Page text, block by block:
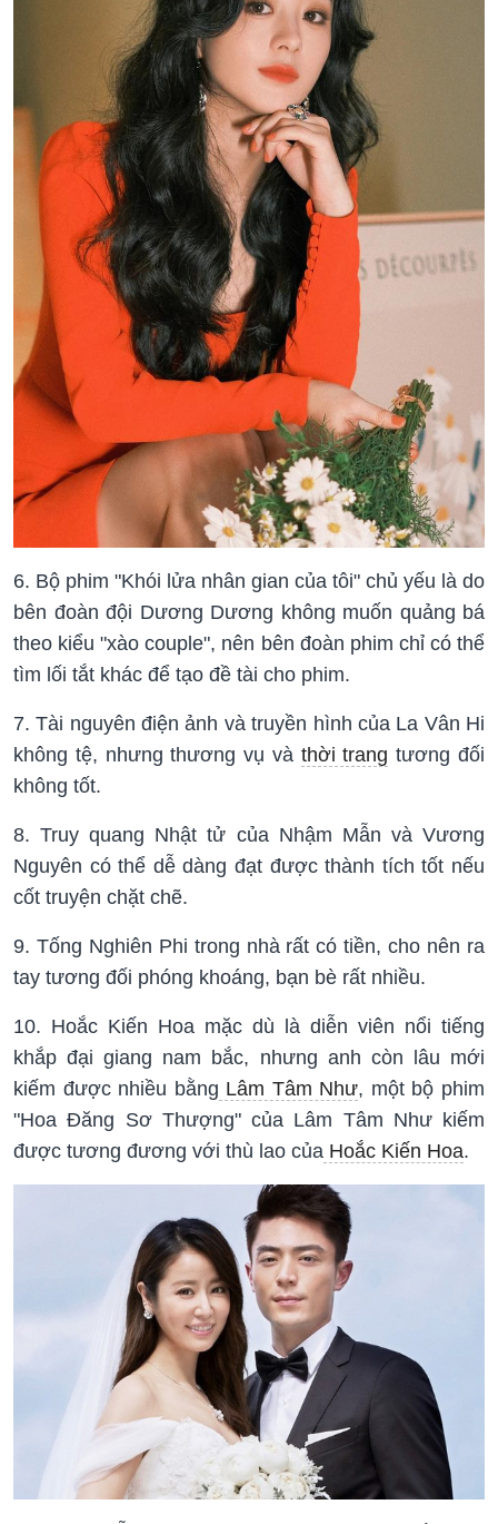
6. Bộ phim "Khói lửa nhân gian của tôi" chủ yếu là do
bên đoàn đội Dương Dương không muốn quảng bá
theo kiểu "xào couple", nên bên đoàn phim chỉ có thể
tìm lối tắt khác để tạo đề tài cho phim.
7. Tài nguyên điện ảnh và truyền hình của La Vân Hi
không tệ, nhưng thương vụ và thời trang tương đối
không tốt.
8. Truy quang Nhật tử của Nhậm Mẫn và Vương
Nguyên có thể dễ dàng đạt được thành tích tốt nếu
cốt truyện chặt chẽ.
9. Tống Nghiên Phi trong nhà rất có tiền, cho nên ra
tay tương đối phóng khoáng, bạn bè rất nhiều.
10. Hoắc Kiến Hoa mặc dù là diễn viên nổi tiếng
khắp đại giang nam bắc, nhưng anh còn lâu mới
kiếm được nhiều bằng Lâm Tâm Như, một bộ phim
"Hoa Đăng Sơ Thượng" của Lâm Tâm Như kiếm
được tương đương với thù lao của Hoắc Kiến Hoa.